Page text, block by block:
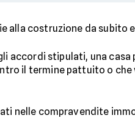
alla costruzione da subito
accordi stipulati, una
il termine pattuito o
nelle compravendite